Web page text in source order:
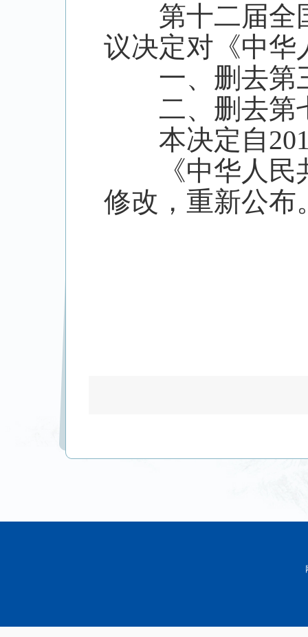
第十二届全国
议决定对《中华
一、删去第
二、删去第七
本决定自
《中华人民共
修改，重新公布